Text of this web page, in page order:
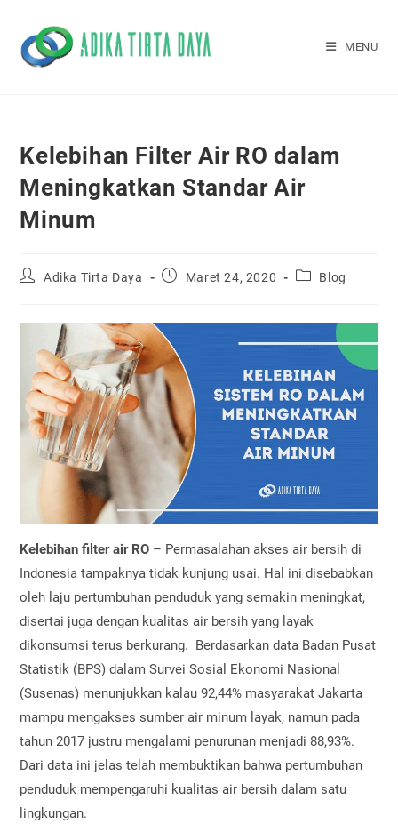
content
MENU
Kelebihan Filter Air RO dalam
Meningkatkan Standar Air
Minum
PostAdika Tirta Daya
PostMaret 24, 2020
PostBlog
Kelebihan filter air RO – Permasalahan akses air bersih di
Indonesia tampaknya tidak kunjung usai. Hal ini disebabkan
oleh laju pertumbuhan penduduk yang semakin meningkat,
disertai juga dengan kualitas air bersih yang layak
dikonsumsi terus berkurang. Berdasarkan data Badan Pusat
Statistik (BPS) dalam Survei Sosial Ekonomi Nasional
(Susenas) menunjukkan kalau 92,44% masyarakat Jakarta
mampu mengakses sumber air minum layak, namun pada
tahun 2017 justru mengalami penurunan menjadi 88,93%.
Dari data ini jelas telah membuktikan bahwa pertumbuhan
penduduk mempengaruhi kualitas air bersih dalam satu
lingkungan.